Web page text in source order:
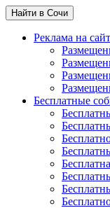
Найти в Сочи
Реклама на
Бесплатные